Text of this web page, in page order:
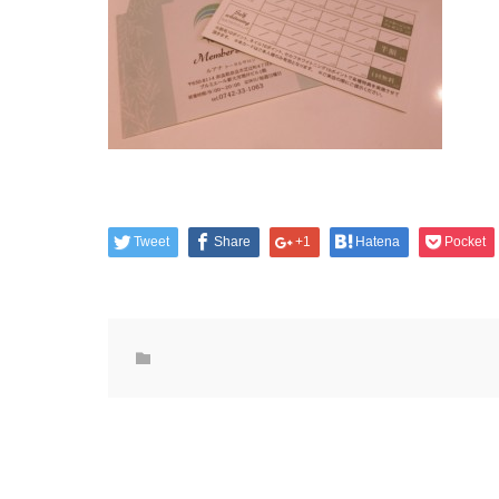
Tweet Share +1 Hatena Pocket